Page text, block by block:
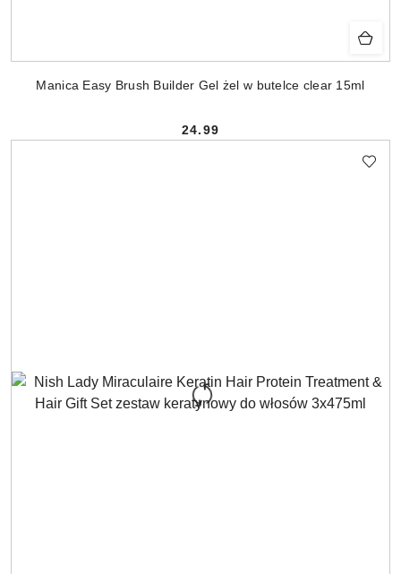
Manica Easy Brush Builder Gel żel w butelce clear 15ml
Cena:
24.99